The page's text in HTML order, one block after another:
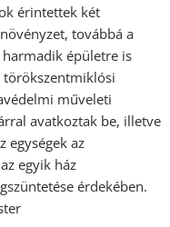
érintettek két
továbbá a
épületre is
törökszentmiklósi
műveleti
avatkoztak be, illetve
egységek az
egyik ház
érdekében.